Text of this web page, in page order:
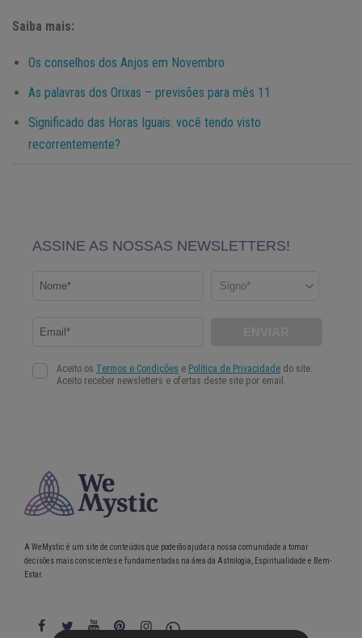
Saiba mais:
Os conselhos dos Anjos em Novembro
As palavras dos Orixas – previsões para mês 11
Significado das Horas Iguais: você tendo visto
recorrentemente?
A WeMystic é um site de conteúdos que poderão ajudar a nossa comunidade a tomar
decisões mais conscientes e fundamentadas na área da Astrologia, Espiritualidade e Bem-
Estar.